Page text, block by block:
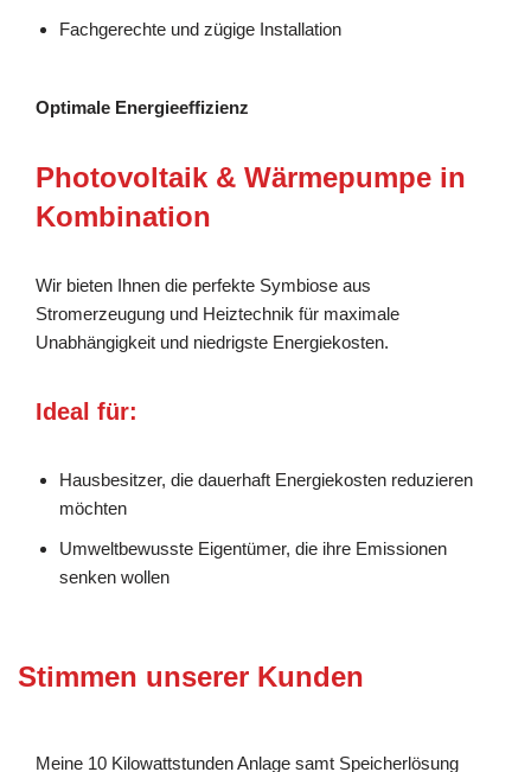
Fachgerechte und zügige Installation
Optimale Energieeffizienz
Photovoltaik & Wärmepumpe in
Kombination
Wir bieten Ihnen die perfekte Symbiose aus
Stromerzeugung und Heiztechnik für maximale
Unabhängigkeit und niedrigste Energiekosten.
Ideal für:
Hausbesitzer, die dauerhaft Energiekosten reduzieren
möchten
Umweltbewusste Eigentümer, die ihre Emissionen
senken wollen
Stimmen unserer Kunden
Meine 10 Kilowattstunden Anlage samt Speicherlösung